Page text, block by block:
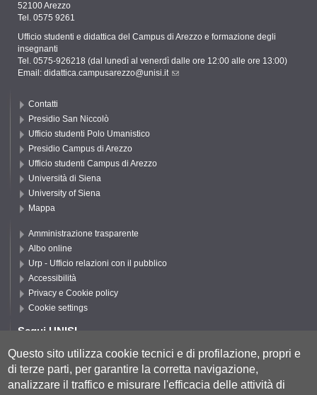
52100 Arezzo
Tel. 0575 9261
Ufficio studenti e didattica del Campus di Arezzo e formazione degli
insegnanti
Tel. 0575-926218 (dal lunedì al venerdì dalle ore 12:00 alle ore 13:00)
Email: didattica.campusarezzo@unisi.it
Contatti
Presidio San Niccolò
Ufficio studenti Polo Umanistico
Presidio Campus di Arezzo
Ufficio studenti Campus di Arezzo
Università di Siena
University of Siena
Mappa
Amministrazione trasparente
Albo online
Urp - Ufficio relazioni con il pubblico
Accessibilità
Privacy e Cookie policy
Cookie settings
Segui UNISI
Segui DFCLAM
Questo sito utilizza cookie tecnici e di profilazione, propri e
di terze parti, per garantire la corretta navigazione,
analizzare il traffico e misurare l'efficacia delle attività di